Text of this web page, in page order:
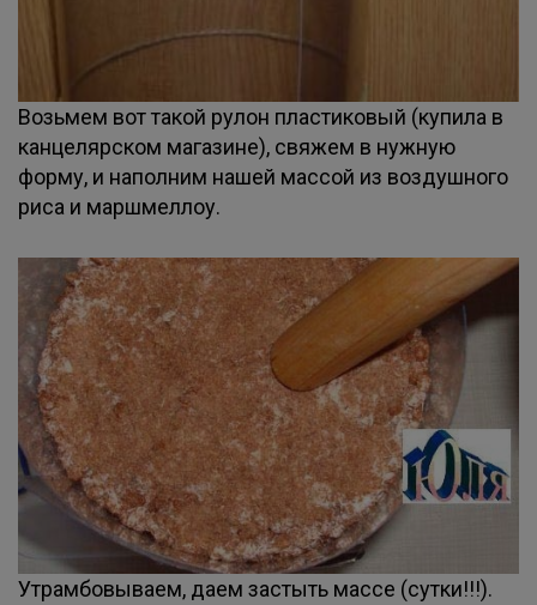
Возьмем вот такой рулон пластиковый (купила в
канцелярском магазине), свяжем в нужную
форму, и наполним нашей массой из воздушного
риса и маршмеллоу.
Утрамбовываем, даем застыть массе (сутки!!!).